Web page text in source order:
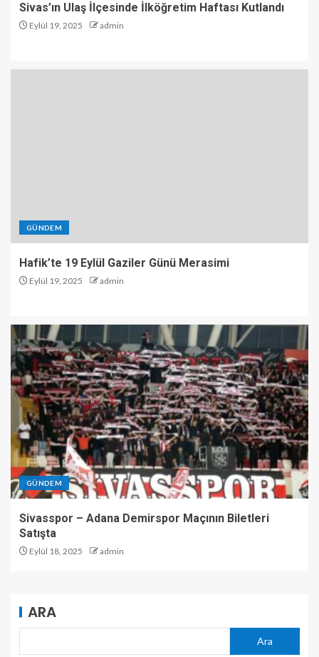
Sivas’ın Ulaş İlçesinde İlköğretim Haftası Kutlandı
Eylül 19, 2025 admin
GÜNDEM
Hafik’te 19 Eylül Gaziler Günü Merasimi
Eylül 19, 2025 admin
GÜNDEM
Sivasspor – Adana Demirspor Maçının Biletleri
Satışta
Eylül 18, 2025 admin
ARA
Ara